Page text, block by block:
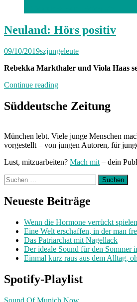
Neuland: Hörs positiv
09/10/2019szjungeleute
Rebekka Markthaler und Viola Haas
Continue reading„Neuland:
positiv“
Süddeutsche Zeitung
München lebt. Viele junge Menschen
vorgestellt – von jungen Autoren, für
Lust, mitzuarbeiten? Mach mit – dein
Suchen
nach:
Neueste Beiträge
Wenn die Hormone verrückt spielen
Eine Welt erschaffen, in der man
Das Patriarchat mit Nagellack
Der ideale Sound für den Sommer
Einmal kurz raus aus dem Alltag,
Spotify-Playlist